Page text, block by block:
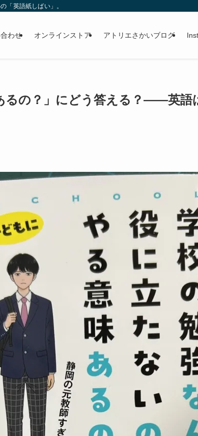
「英語紙しばい」。
わせ オンラインストア アトリエさかいブログ
るの？」にどう答える？——英語